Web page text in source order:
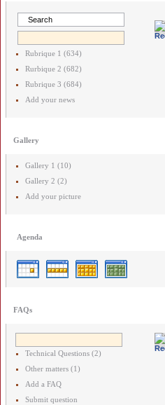
Rubrique 1 (634)
Rurbique 2 (682)
Rubrique 3 (684)
Add your news
Gallery
Gallery 1 (10)
Gallery 2 (2)
Add your picture
Agenda
FAQs
Technical Questions (2)
Other matters (1)
Add a FAQ
Submit question